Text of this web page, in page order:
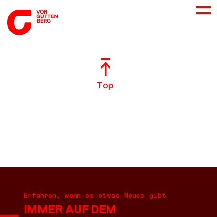
Top
Erfahren, wenn es etwas Neues gibt
IMMER AUF DEM